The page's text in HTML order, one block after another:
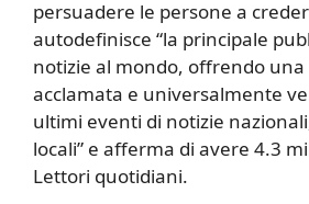
persuadere le persone a
autodefinisce “la principale
notizie al mondo, offrendo
acclamata e universalmente
ultimi eventi di notizie
locali” e afferma di avere 4.3
Lettori quotidiani.